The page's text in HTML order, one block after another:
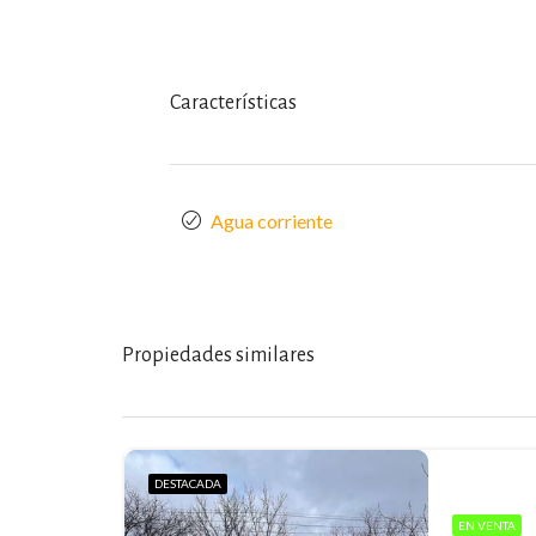
Características
Agua corriente
Propiedades similares
DESTACADA
EN VENTA